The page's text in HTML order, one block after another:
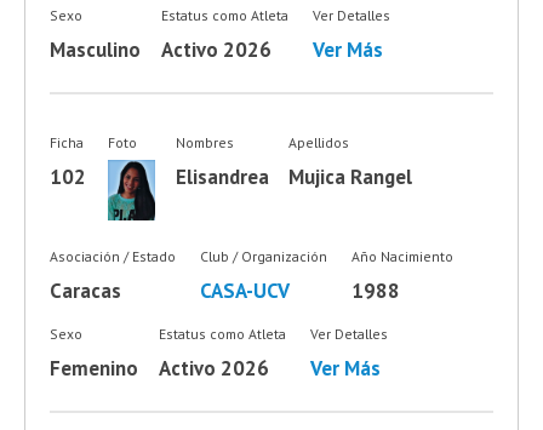
Sexo
Masculino
Estatus como Atleta
Activo 2026
Ver Detalles
Ver Más
Ficha
102
Foto Nombres
Elisandrea
Apellidos
Mujica Rangel
Asociación / Estado
Caracas
Club / Organización
CASA-UCV
Año Nacimiento
1988
Sexo
Femenino
Estatus como Atleta
Activo 2026
Ver Detalles
Ver Más